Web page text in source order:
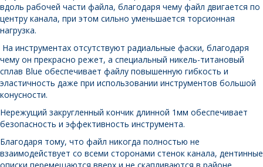
вдоль рабочей части файла, благодаря чему файл двигается по
центру канала, при этом сильно уменьшается торсионная
нагрузка.
На инструментах отсутствуют радиальные фаски, благодаря
чему он прекрасно режет, а специальный никель-титановый
сплав Blue обеспечивает файлу повышенную гибкость и
эластичность даже при использовании инструментов большой
конусности.
Нережущий закругленный кончик длинной 1мм обеспечивает
безопасность и эффективность инструмента.
Благодаря тому, что файл никогда полностью не
взаимодействует со всеми сторонами стенок канала, дентинные